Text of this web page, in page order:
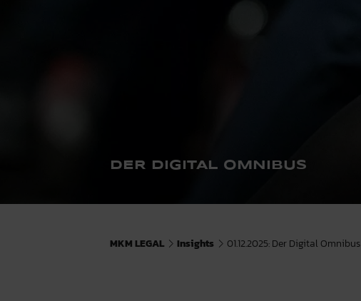
DER DIGITAL OMNIBUS
MKM LEGAL Insights 01.12.2025: Der Digital Omnibus